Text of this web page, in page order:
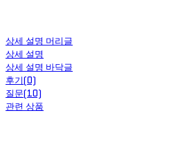
상세 설명 머리글
상세 설명
상세 설명 바닥글
후기(0)
질문(10)
관련 상품